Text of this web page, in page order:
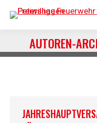
AUTOREN-